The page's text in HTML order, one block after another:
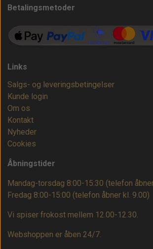
Betalingsmetoder
Links
Salgs- og leveringsbetingelser
Kunde login
Om os
Kontakt
Nyheder
Cookies
Åbningstider
Mandag-torsdag 8:00-15:30 (telefon
Fredag 8:00-15:00 (telefon åbner kl. 9.00)
Vi spiser frokost mellem 12.00-12.30.
Webshoppen er åben 24/7.